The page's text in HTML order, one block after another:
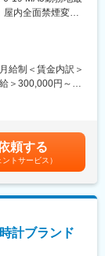
で月商20億円規
』を運営していま
Online Store」を
スフェーズであ
。今後さらなる事
、
屋内全面禁煙変更
む）
給制＜賃金内訳＞
＞300,000円～
性があります。
頼する
ントサービス）
計ブランド